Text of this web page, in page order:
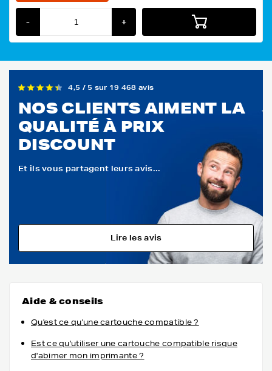
- +
4,5 / 5 sur 19 468 avis
NOS CLIENTS AIMENT LA
QUALITÉ À PRIX
DISCOUNT
Et ils vous partagent leurs avis...
Lire les avis
Aide & conseils
Qu'est ce qu'une cartouche compatible ?
Est ce qu'utiliser une cartouche compatible risque
d'abimer mon imprimante ?